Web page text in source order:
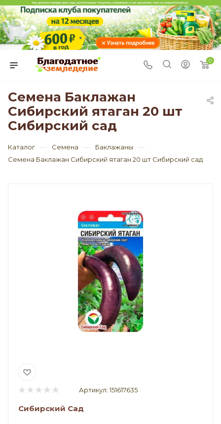
0
Семена Баклажан
Сибирский ятаган 20 шт
Сибирский сад
Каталог — Семена — Баклажаны —
Семена Баклажан Сибирский ятаган 20 шт Сибирский сад
Артикул: 151617635
Сибирский Сад